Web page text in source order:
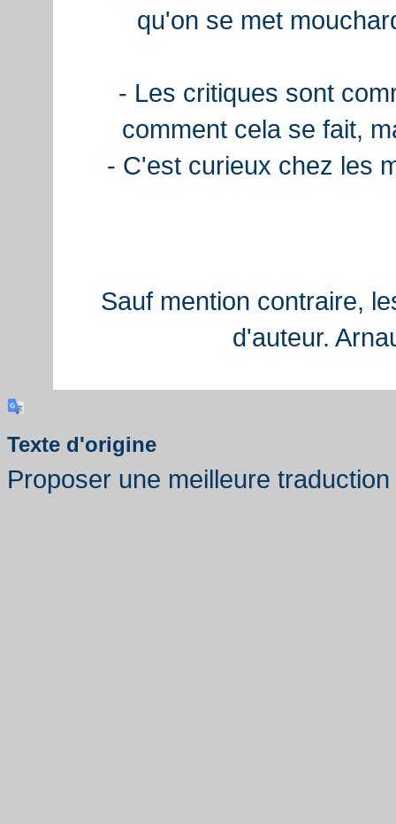
qu'on se met
- Les critiques sont
comment cela se fait,
- C'est curieux chez les
Sauf mention contraire,
d'auteur.
Texte d'origine
Proposer une meilleure traduction